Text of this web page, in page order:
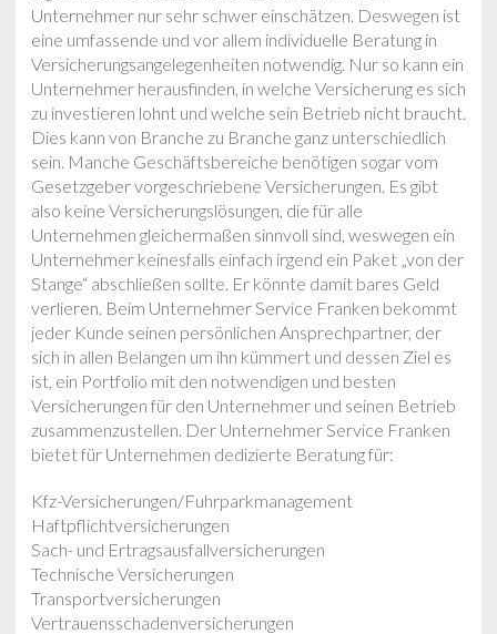
Unternehmer nur sehr schwer einschätzen. Deswegen ist
eine umfassende und vor allem individuelle Beratung in
Versicherungsangelegenheiten notwendig. Nur so kann ein
Unternehmer herausfinden, in welche Versicherung es sich
zu investieren lohnt und welche sein Betrieb nicht braucht.
Dies kann von Branche zu Branche ganz unterschiedlich
sein. Manche Geschäftsbereiche benötigen sogar vom
Gesetzgeber vorgeschriebene Versicherungen. Es gibt
also keine Versicherungslösungen, die für alle
Unternehmen gleichermaßen sinnvoll sind, weswegen ein
Unternehmer keinesfalls einfach irgend ein Paket „von der
Stange“ abschließen sollte. Er könnte damit bares Geld
verlieren. Beim Unternehmer Service Franken bekommt
jeder Kunde seinen persönlichen Ansprechpartner, der
sich in allen Belangen um ihn kümmert und dessen Ziel es
ist, ein Portfolio mit den notwendigen und besten
Versicherungen für den Unternehmer und seinen Betrieb
zusammenzustellen. Der Unternehmer Service Franken
bietet für Unternehmen dedizierte Beratung für:
Kfz-Versicherungen/Fuhrparkmanagement
Haftpflichtversicherungen
Sach- und Ertragsausfallversicherungen
Technische Versicherungen
Transportversicherungen
Vertrauensschadenversicherungen